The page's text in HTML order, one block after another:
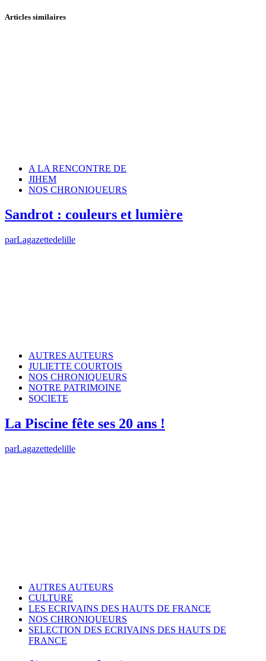
Articles similaires
A LA RENCONTRE DE
JIHEM
NOS CHRONIQUEURS
Sandrot : couleurs et lumière
parLagazettedelille
AUTRES AUTEURS
JULIETTE COURTOIS
NOS CHRONIQUEURS
NOTRE PATRIMOINE
SOCIETE
La Piscine fête ses 20 ans !
parLagazettedelille
AUTRES AUTEURS
CULTURE
LES ECRIVAINS DES HAUTS DE FRANCE
NOS CHRONIQUEURS
SELECTION DES ECRIVAINS DES HAUTS DE
FRANCE